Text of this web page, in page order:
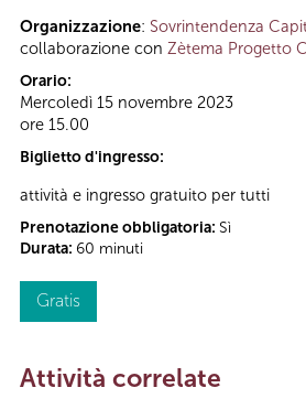
Organizzazione: Sovrintendenza
collaborazione con Zètema Progetto
Orario:
Mercoledì 15 novembre 2023
ore 15.00
Biglietto d'ingresso:
attività e ingresso gratuito per tutti
Prenotazione obbligatoria: Sì
Durata: 60 minuti
Gratis
Attività correlate